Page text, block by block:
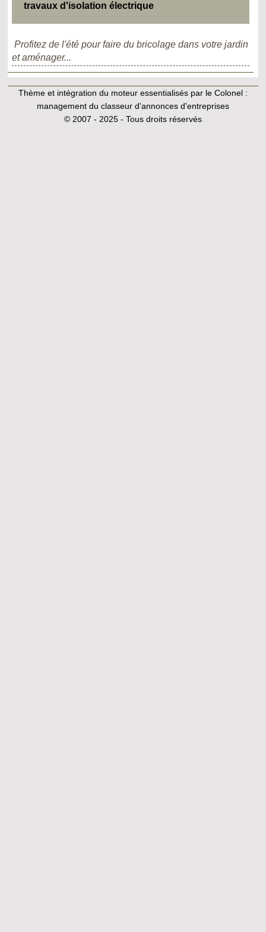
travaux d'isolation électrique
Profitez de l'été pour faire du bricolage dans votre jardin
et aménager...
Thème et intégration du moteur essentialisés par le Colonel :
management du classeur d'annonces d'entreprises
© 2007 - 2025 - Tous droits réservés